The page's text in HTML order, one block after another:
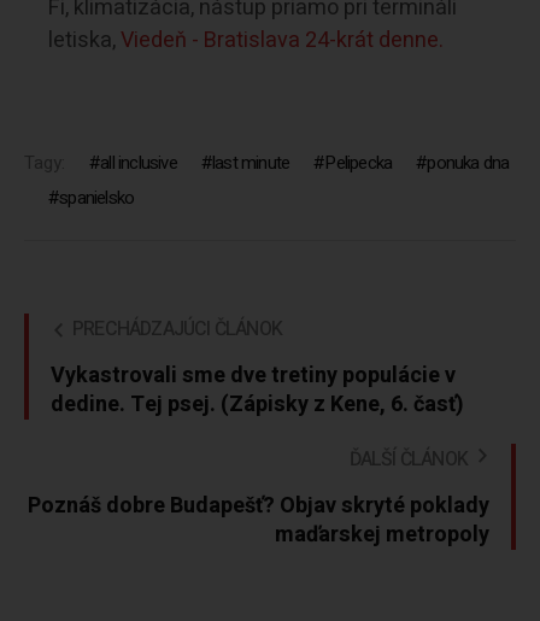
Fi, klimatizácia, nástup priamo pri termináli
letiska,Viedeň - Bratislava 24-krát denne.
Tagy: all inclusive last minute Pelipecka
ponuka dna
spanielsko
PRECHÁDZAJÚCI ČLÁNOK
Vykastrovali sme dve tretiny populácie v
dedine. Tej psej. (Zápisky z Kene, 6. časť)
ĎALŠÍ ČLÁNOK
Poznáš dobre Budapešť? Objav skryté poklady
maďarskej metropoly